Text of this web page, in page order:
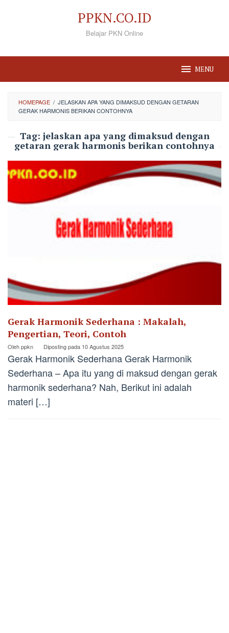
PPKN.CO.ID
Belajar PKN Online
MENU
HOMEPAGE / JELASKAN APA YANG DIMAKSUD DENGAN GETARAN
GERAK HARMONIS BERIKAN CONTOHNYA
Tag: jelaskan apa yang dimaksud dengan
getaran gerak harmonis berikan contohnya
Gerak Harmonik Sederhana : Makalah,
Pengertian, Teori, Contoh
Olehppkn Diposting pada 10 Agustus 2025
Gerak Harmonik Sederhana Gerak Harmonik
Sederhana – Apa itu yang di maksud dengan gerak
harmonik sederhana? Nah, Berikut ini adalah
materi […]